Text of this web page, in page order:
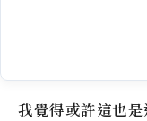
我覺得或許這也